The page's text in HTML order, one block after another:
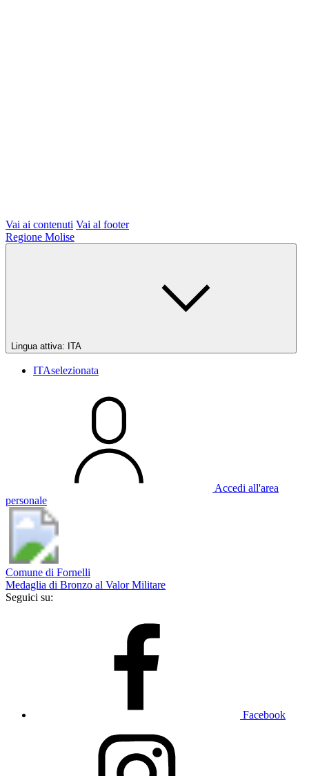
Vai ai contenuti Vai al footer
Regione Molise
Lingua attiva: ITA
ITAselezionata
Accedi all'area
personale
Comune di Fornelli
Medaglia di Bronzo al Valor Militare
Seguici su:
Facebook